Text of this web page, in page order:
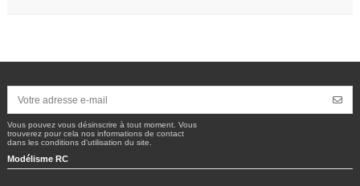
Vous pouvez vous désinscrire à tout moment. Vous
trouverez pour cela nos informations de contact
dans les conditions d'utilisation du site.
Modélisme RC